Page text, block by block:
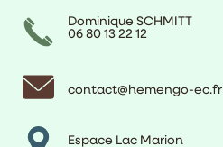
Dominique SCHMITT
06 80 13 22 12
contact@hemengo-ec.fr
Espace Lac Marion